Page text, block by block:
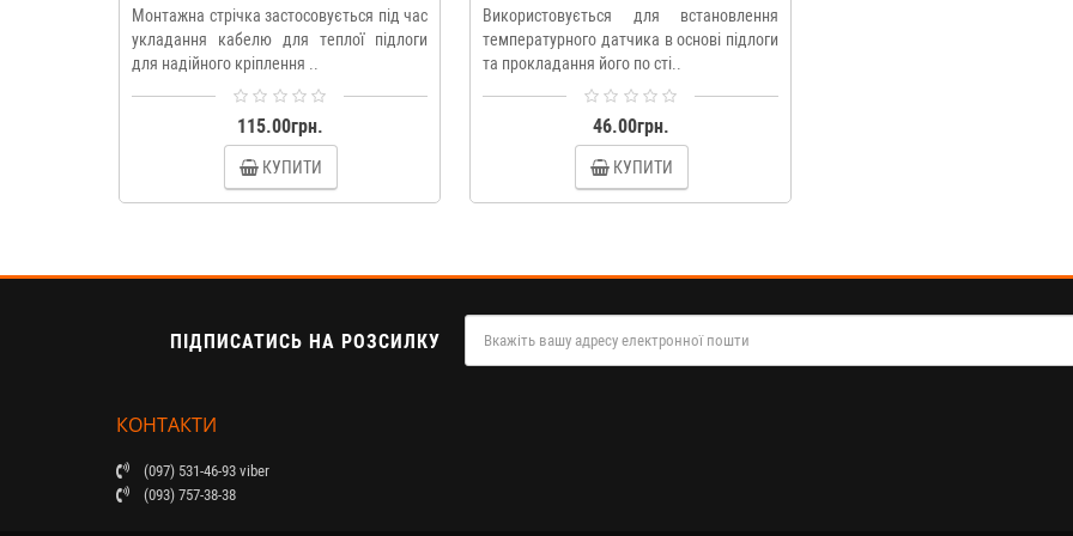
Монтажна стрічка застосовується під час
укладання кабелю для теплої підлоги
для надійного кріплення ..
115.00грн.
КУПИТИ
Використовується для встановлення
температурного датчика в основі підлоги
та прокладання його по сті..
46.00грн.
КУПИТИ
ПІДПИСАТИСЬ НА РОЗСИЛКУ
КОНТАКТИ
(097) 531-46-93 viber
(093) 757-38-38